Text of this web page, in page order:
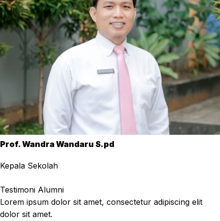
Prof. Wandra Wandaru S.pd
Kepala Sekolah
Testimoni Alumni
Lorem ipsum dolor sit amet, consectetur adipiscing elit
dolor sit amet.